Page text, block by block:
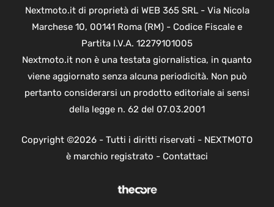
Nextmoto.it di proprietà di WEB 365 SRL - Via Nicola
Marchese 10, 00141 Roma (RM) - Codice Fiscale e
Partita I.V.A. 12279101005
Nextmoto.it non è una testata giornalistica, in quanto
viene aggiornato senza alcuna periodicità. Non può
pertanto considerarsi un prodotto editoriale ai sensi
della legge n. 62 del 07.03.2001
Copyright ©2026 - Tutti i diritti riservati - NEXTMOTO
è marchio registrato - Contattaci